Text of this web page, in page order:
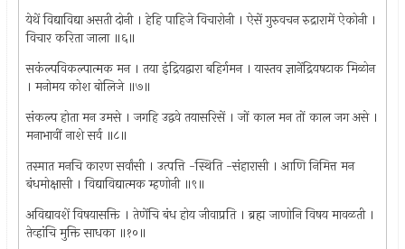
येथें विद्याविद्या असती दोनी । हेहि पाहिजे विचारोनी । ऐसें गुरुवचन रुद्रारामें ऐकोनी ।
विचार करिता जाला ॥६॥
सकंल्पविकल्पात्मक मन । तया इंद्रियद्वारा बहिर्गमन । यास्तव ज्ञानेंद्रियषटाक मिळोन
। मनोमय कोश बोलिजे ॥७॥
संकल्प होता मन उमसे । जगहि उद्ववे तयासरिसें । जों काल मन तों काल जग असे ।
मनाभावीं नाशे सर्व ॥८॥
तस्मात मनचि कारण सर्वांसी । उत्पत्ति -स्थिति -संहारासी । आणि निमित्त मन
बंधमोक्षासी । विद्याविद्यात्मक म्हणोनी ॥९॥
अविद्यावशें विषयासक्ति । तेणेंचि बंध होय जीवाप्रति । ब्रह्म जाणोनि विषय मावळती ।
तेव्हांचि मुक्ति साधका ॥१०॥